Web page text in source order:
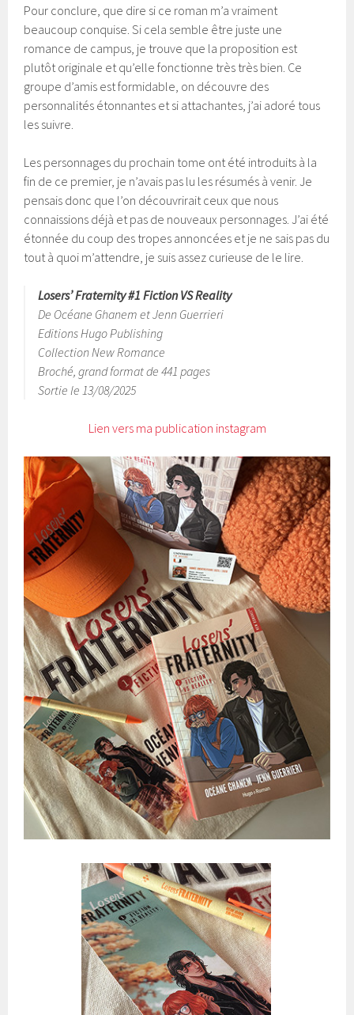
Pour conclure, que dire si ce roman m’a vraiment
beaucoup conquise. Si cela semble être juste une
romance de campus, je trouve que la proposition est
plutôt originale et qu’elle fonctionne très très bien. Ce
groupe d’amis est formidable, on découvre des
personnalités étonnantes et si attachantes, j’ai adoré tous
les suivre.
Les personnages du prochain tome ont été introduits à la
fin de ce premier, je n’avais pas lu les résumés à venir. Je
pensais donc que l’on découvrirait ceux que nous
connaissions déjà et pas de nouveaux personnages. J’ai été
étonnée du coup des tropes annoncées et je ne sais pas du
tout à quoi m’attendre, je suis assez curieuse de le lire.
Losers’ Fraternity #1 Fiction VS Reality
De Océane Ghanem et Jenn Guerrieri
Editions Hugo Publishing
Collection New Romance
Broché, grand format de 441 pages
Sortie le 13/08/2025
Lien vers ma publication instagram